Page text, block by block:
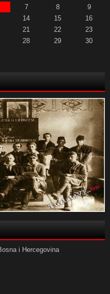
7 8
9
14 15
16
21 22
23
28 29
30
i Hercegovina